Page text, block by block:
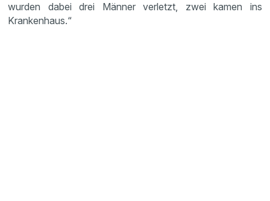
wurden dabei drei Männer verletzt, zwei kamen ins
Krankenhaus.“